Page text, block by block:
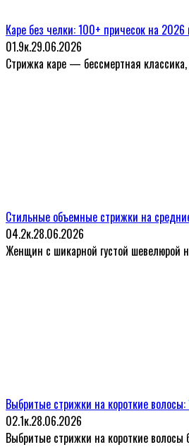
Каре без челки: 100+ причесок на
01.9к.29.06.2026
Стрижка каре — бессмертная
Стильные объемные стрижки на
04.2к.28.06.2026
Женщин с шикарной густой шевелюрой
Выбритые стрижки на короткие
02.1к.28.06.2026
Выбритые стрижки на короткие волосы